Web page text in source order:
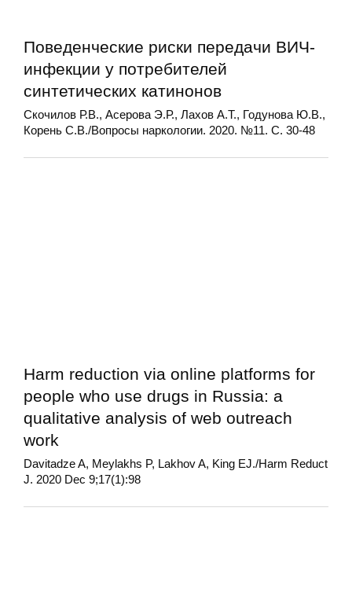
Поведенческие риски передачи ВИЧ-
инфекции у потребителей
синтетических катинонов
Скочилов Р.В., Асерова Э.Р., Лахов А.Т., Годунова Ю.В.,
Корень С.В./Вопросы наркологии. 2020. №11. С. 30-48
Harm reduction via online platforms for
people who use drugs in Russia: a
qualitative analysis of web outreach
work
Davitadze A, Meylakhs P, Lakhov A, King EJ./Harm Reduct
J. 2020 Dec 9;17(1):98